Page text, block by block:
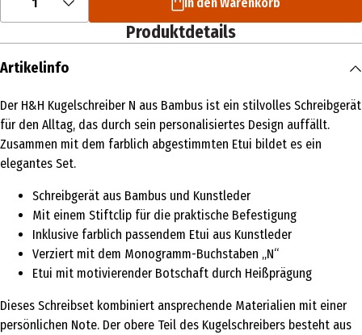
Produktdetails
Artikelinfo
Der H&H Kugelschreiber N aus Bambus ist ein stilvolles Schreibgerät
für den Alltag, das durch sein personalisiertes Design auffällt.
Zusammen mit dem farblich abgestimmten Etui bildet es ein
elegantes Set.
Schreibgerät aus Bambus und Kunstleder
Mit einem Stiftclip für die praktische Befestigung
Inklusive farblich passendem Etui aus Kunstleder
Verziert mit dem Monogramm-Buchstaben „N“
Etui mit motivierender Botschaft durch Heißprägung
Dieses Schreibset kombiniert ansprechende Materialien mit einer
persönlichen Note. Der obere Teil des Kugelschreibers besteht aus